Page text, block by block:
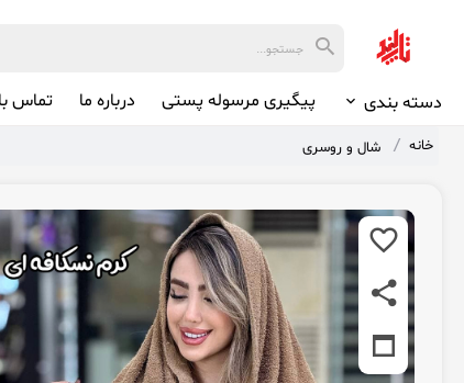
دسته بندی پیگیری مرسوله پستی درباره ما تماس
خانه شال و روسری